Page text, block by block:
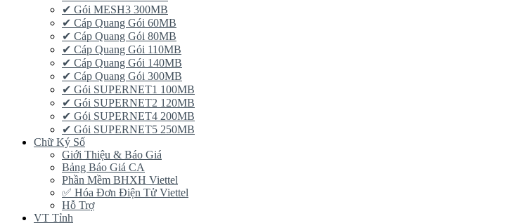
✔ Gói MESH3 300MB
✔ Cáp Quang Gói 60MB
✔ Cáp Quang Gói 80MB
✔ Cáp Quang Gói 110MB
✔ Cáp Quang Gói 140MB
✔ Cáp Quang Gói 300MB
✔ Gói SUPERNET1 100MB
✔ Gói SUPERNET2 120MB
✔ Gói SUPERNET4 200MB
✔ Gói SUPERNET5 250MB
Chữ Ký Số
Giới Thiệu & Báo Giá
Bảng Báo Giá CA
Phần Mềm BHXH Viettel
✅‎ Hóa Đơn Điện Tử Viettel
Hỗ Trợ
VT Tỉnh